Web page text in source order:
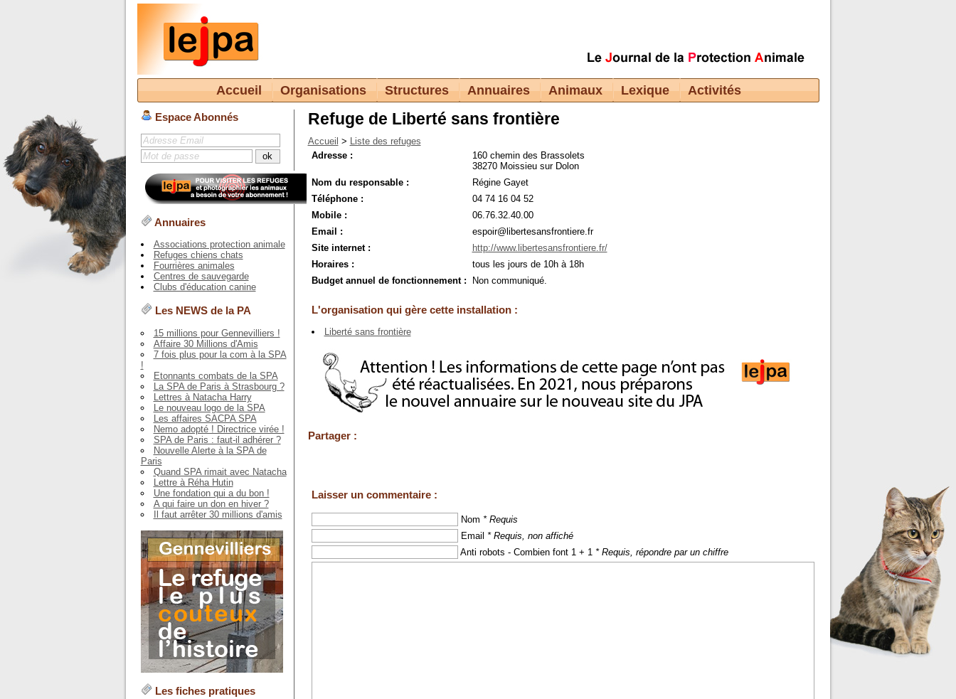
Accueil Organisations Structures Annuaires Animaux Lexique Activités
Espace Abonnés
Annuaires
Associations protection animale
Refuges chiens chats
Fourrières animales
Centres de sauvegarde
Clubs d'éducation canine
Les NEWS de la PA
15 millions pour Gennevilliers !
Affaire 30 Millions d'Amis
7 fois plus pour la com à la SPA
!
Etonnants combats de la SPA
La SPA de Paris à Strasbourg ?
Lettres à Natacha Harry
Le nouveau logo de la SPA
Les affaires SACPA SPA
Nemo adopté ! Directrice virée !
SPA de Paris : faut-il adhérer ?
Nouvelle Alerte à la SPA de
Paris
Quand SPA rimait avec Natacha
Lettre à Réha Hutin
Une fondation qui a du bon !
A qui faire un don en hiver ?
Il faut arrêter 30 millions d'amis
Les fiches pratiques
Refuge de Liberté sans frontière
Accueil > Liste des refuges
Adresse :
160 chemin des Brassolets
38270 Moissieu sur Dolon
Nom du responsable :
Régine Gayet
Téléphone :
04 74 16 04 52
Mobile :
06.76.32.40.00
Email :
espoir@libertesansfrontiere.fr
Site internet :
http://www.libertesansfrontiere.fr/
Horaires :
tous les jours de 10h à 18h
Budget annuel de fonctionnement :
Non communiqué.
L'organisation qui gère cette installation :
Liberté sans frontière
Partager :
Laisser un commentaire :
Nom * Requis
Email * Requis, non affiché
Anti robots - Combien font 1 + 1 * Requis, répondre par un chiffre